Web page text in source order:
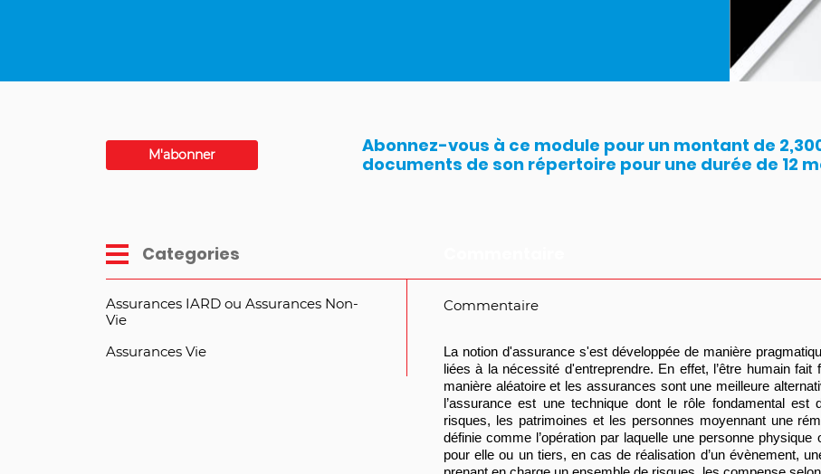
M'abonner
Abonnez-vous à ce module pour un montant de
documents de son répertoire pour une durée de 12
Categories
Assurances IARD ou Assurances Non-
Vie
Assurances Vie
Commentaire
La notion d'assurance s'est développée de manière
liées à la nécessité d'entreprendre. En effet, l’être humain
manière aléatoire et les assurances sont une meilleure
l’assurance est une technique dont le rôle fondamental
risques, les patrimoines et les personnes moyennant une
définie comme l’opération par laquelle une personne
pour elle ou un tiers, en cas de réalisation d’un évènement,